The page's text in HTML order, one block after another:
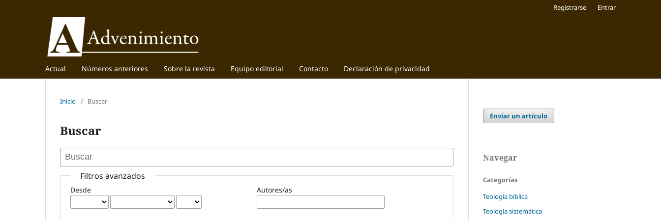
Actual Números anteriores Sobre la revista Equipo editorial Contacto Declaración de privacidad
Registrarse Entrar
Inicio / Buscar
Buscar
Filtros avanzados
Desde Autores/as
Enviar un artículo
Navegar
Categorías
Teología bíblica
Teología sistemática